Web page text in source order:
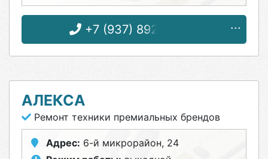
+7 (937) 892-32-53
АЛЕКСА
Ремонт техники премиальных брендов
Адрес: 6-й микрорайон, 24